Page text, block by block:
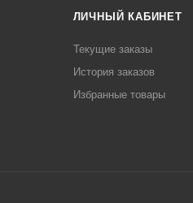
ЛИЧНЫЙ КАБИНЕТ
Текущие заказы
История заказов
Избранные товары